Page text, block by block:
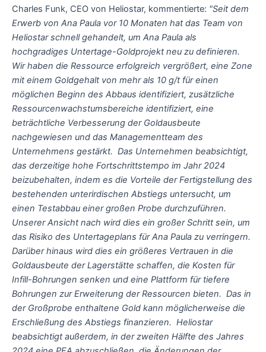
Charles Funk, CEO von Heliostar, kommentierte: "Seit dem
Erwerb von Ana Paula vor 10 Monaten hat das Team von
Heliostar schnell gehandelt, um Ana Paula als
hochgradiges Untertage-Goldprojekt neu zu definieren.
Wir haben die Ressource erfolgreich vergrößert, eine Zone
mit einem Goldgehalt von mehr als 10 g/t für einen
möglichen Beginn des Abbaus identifiziert, zusätzliche
Ressourcenwachstumsbereiche identifiziert, eine
beträchtliche Verbesserung der Goldausbeute
nachgewiesen und das Managementteam des
Unternehmens gestärkt. Das Unternehmen beabsichtigt,
das derzeitige hohe Fortschrittstempo im Jahr 2024
beizubehalten, indem es die Vorteile der Fertigstellung des
bestehenden unterirdischen Abstiegs untersucht, um
einen Testabbau einer großen Probe durchzuführen.
Unserer Ansicht nach wird dies ein großer Schritt sein, um
das Risiko des Untertageplans für Ana Paula zu verringern.
Darüber hinaus wird dies ein größeres Vertrauen in die
Goldausbeute der Lagerstätte schaffen, die Kosten für
Infill-Bohrungen senken und eine Plattform für tiefere
Bohrungen zur Erweiterung der Ressourcen bieten. Das in
der Großprobe enthaltene Gold kann möglicherweise die
Erschließung des Abstiegs finanzieren. Heliostar
beabsichtigt außerdem, in der zweiten Hälfte des Jahres